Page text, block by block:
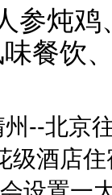
参炖鸡
餐饮
--北京
级酒店